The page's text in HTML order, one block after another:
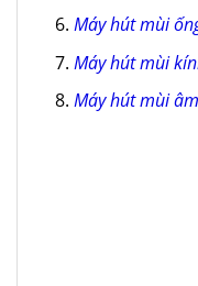
Máy hút mùi
Máy hút mùi
Máy hút mùi